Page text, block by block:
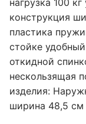
нагрузка 100
конструкция
пластика
стойке
откидной
нескользящая
изделия:
ширина 48,5 см